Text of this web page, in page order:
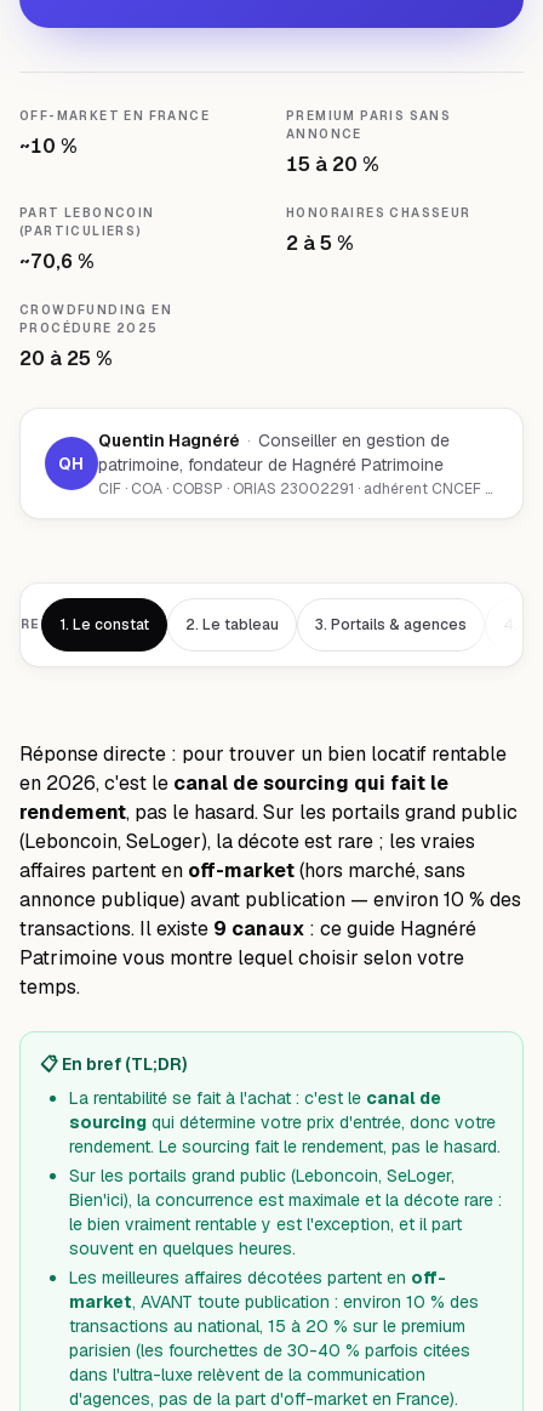
OFF-MARKET EN FRANCE
~10 %
PREMIUM PARIS SANS
ANNONCE
15 à 20 %
PART LEBONCOIN
(PARTICULIERS)
~70,6 %
HONORAIRES CHASSEUR
2 à 5 %
CROWDFUNDING EN
PROCÉDURE 2025
20 à 25 %
QH
Quentin Hagnéré · Conseiller en gestion de
patrimoine, fondateur de Hagnéré Patrimoine
CIF · COA · COBSP · ORIAS 23002291 · adhérent CNCEF Patrimoine
1. Le constat 2. Le tableau 3. Portails & agences 4.
Réponse directe : pour trouver un bien locatif rentable
en 2026, c'est le canal de sourcing qui fait le
rendement, pas le hasard. Sur les portails grand public
(Leboncoin, SeLoger), la décote est rare ; les vraies
affaires partent en off-market(hors marché, sans
annonce publique) avant publication — environ 10 % des
transactions. Il existe 9 canaux : ce guide Hagnéré
Patrimoine vous montre lequel choisir selon votre
temps.
📋 En bref (TL;DR)
La rentabilité se fait à l'achat : c'est le canal de
sourcing qui détermine votre prix d'entrée, donc votre
rendement. Le sourcing fait le rendement, pas le hasard.
Sur les portails grand public (Leboncoin, SeLoger,
Bien'ici), la concurrence est maximale et la décote rare :
le bien vraiment rentable y est l'exception, et il part
souvent en quelques heures.
Les meilleures affaires décotées partent en off-
market, AVANT toute publication : environ 10 % des
transactions au national, 15 à 20 % sur le premium
parisien (les fourchettes de 30-40 % parfois citées
dans l'ultra-luxe relèvent de la communication
d'agences, pas de la part d'off-market en France).